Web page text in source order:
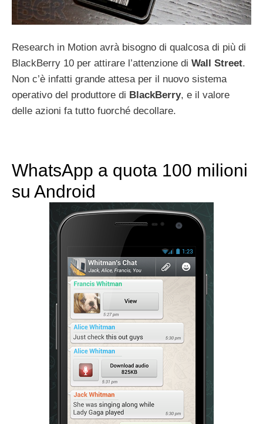
Research in Motion avrà bisogno di qualcosa di più di
BlackBerry 10 per attirare l’attenzione di Wall Street.
Non c’è infatti grande attesa per il nuovo sistema
operativo del produttore di BlackBerry, e il valore
delle azioni fa tutto fuorché decollare.
WhatsApp a quota 100 milioni
su Android